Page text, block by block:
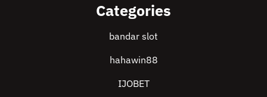
Categories
bandar slot
hahawin88
IJOBET